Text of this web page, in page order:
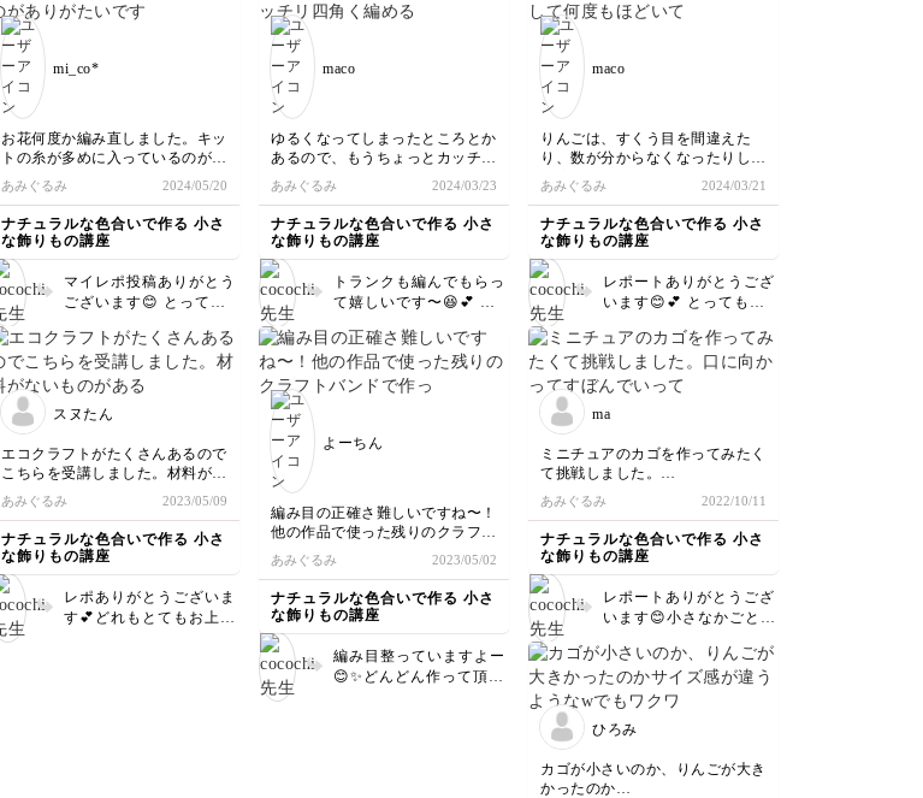
も本物っぽくて素敵です
ろしくお願いいたします
mi_co*
お花何度か編み直しました。キッ
トの糸が多めに入っているのがあ
りがたいです😊カゴの縁飾り編
みとギリギリで✂️するのが難し
かったです。
あみぐるみ 2024/05/20
ナチュラルな色合いで作る 小さ
な飾りもの講座
マイレポ投稿ありがとう
ございます😊 とっても
かごもとてもきれいに仕
上がっています！ ぜひ
また違うカラーでも作っ
てみてくださいね☺️
maco
ゆるくなってしまったところとか
あるので、もうちょっとカッチリ
四角く編めるようリベンジしたい
なと思います。でも楽しく編めた
し、お気に入りです！
あみぐるみ 2024/03/23
ナチュラルな色合いで作る 小さ
な飾りもの講座
トランクも編んでもらっ
て嬉しいです〜😆💕 す
す✨編み方のコツを掴ん
でくると、思い通りに編
めるようになってくると
maco
りんごは、すくう目を間違えた
り、数が分からなくなったりして
何度もほどいてやり直してようや
く出来ました。わかってくると楽
しくなってきましま。カゴは終始
楽しかったですが、もっと綺麗に
できるよう沢山作っていきたいな
と思いました。
あみぐるみ 2024/03/21
ナチュラルな色合いで作る 小さ
な飾りもの講座
レポートありがとうござ
います😊💕 とっても可
来上がりましたね〜😆
かご作り楽しんで頂けて
良かったです✨ 1回目よ
と思います😊ぜひ作って
みてくださいね☺️
スヌたん
エコクラフトがたくさんあるので
こちらを受講しました。材料がな
いものがあるのでまだ全部は出来
てませんが、トランクケースが出
来て大満足です。
丸よりも四角の方が難しかったで
す。
先生の説明がわかりやすくとても
楽しく受講できました。
編み物の方（りんご）もがんばっ
てやりたいと思います。
あみぐるみ 2023/05/09
ナチュラルな色合いで作る 小さ
な飾りもの講座
レポありがとうございま
す💕どれもとてもお上手
よーちん
編み目の正確さ難しいですね〜！
他の作品で使った残りのクラフト
バンドで作ったので長さが足りず
継ぎ足ししたのも歪みの原因でし
た…。
ベルトも幅が無くて2本で作った
んですけど継ぎ目が出てしまい失
敗⤵︎ ︎
今度はしっかり材料を揃えて
再チャレンジしたいと思います！
あみぐるみ 2023/05/02
ナチュラルな色合いで作る 小さ
な飾りもの講座
編み目整っていますよー
😊✨どんどん作って頂き
ma
ミニチュアのカゴを作ってみたく
て挑戦しました。
口に向かってすぼんでいってる気
がします(笑)
これはこれで気に入っています！
lesson２のカゴにも挑戦してみま
す。
あみぐるみ 2022/10/11
ナチュラルな色合いで作る 小さ
な飾りもの講座
レポートありがとうござ
います😊小さなかごとっ
すぼんでいるのもかわい
いデザインだと思います
😍 ぜひレッスン2のカゴ
も作って見てください😆
ひろみ
カゴが小さいのか、りんごが大き
かったのか